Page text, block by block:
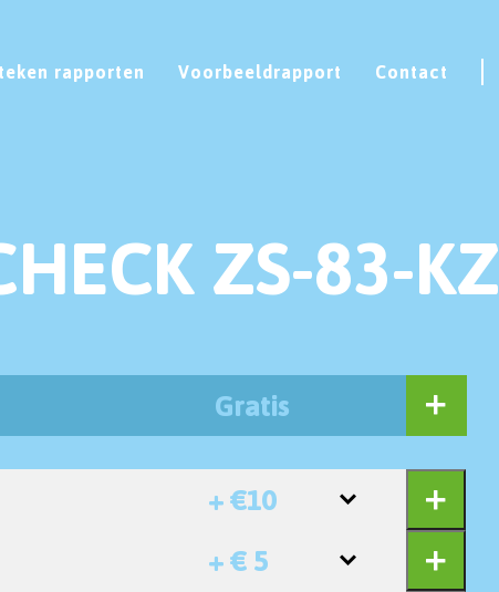
rapporten Voorbeeldrapport Contact
ZS-83-KZ
Gratis
+ €10
+ € 5